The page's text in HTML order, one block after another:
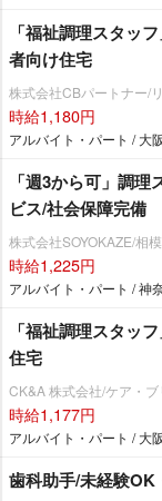
「福祉調理スタッ
者向け住宅
株式会社CBパートナー/
時給1,180円
アルバイト・パート / 大
「週3から可」調
ビス/社会保障完備
株式会社SOYOKAZE/相
時給1,225円
アルバイト・パート / 神
「福祉調理スタッ
住宅
CK&A 株式会社/ケア・
時給1,177円
アルバイト・パート / 大
歯科助手/未経験